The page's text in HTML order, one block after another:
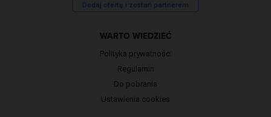
Dodaj ofertę i zostań partnerem
WARTO WIEDZIEĆ
Polityka prywatności
Regulamin
Do pobrania
Ustawienia cookies